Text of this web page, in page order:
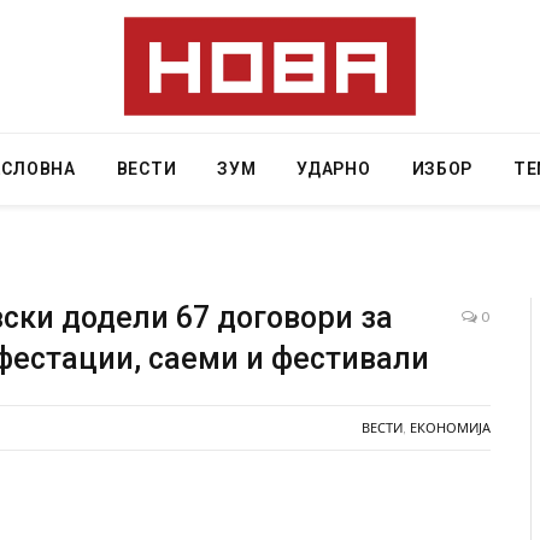
ВЕСТИ ЗУМ УДАРНО ИЗБОР
додели 67 договори за
саеми и фестивали
0
ВЕСТИ ЕКОНОМИЈА
Крит, …
Рачна бомба експлодира пред зграда во